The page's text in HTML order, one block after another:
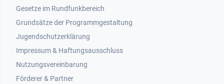
Gesetze im Rundfunkbereich
Grundsätze der Programmgestaltung
Jugendschutzerklärung
Impressum & Haftungsausschluss
Nutzungsvereinbarung
Footer 2
Förderer & Partner